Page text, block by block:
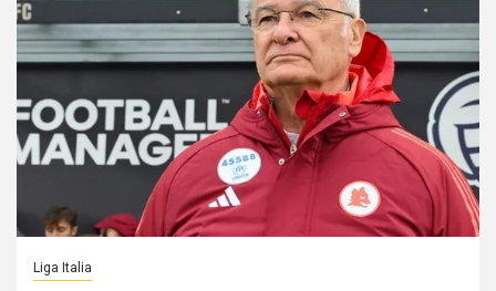
Liga Italia